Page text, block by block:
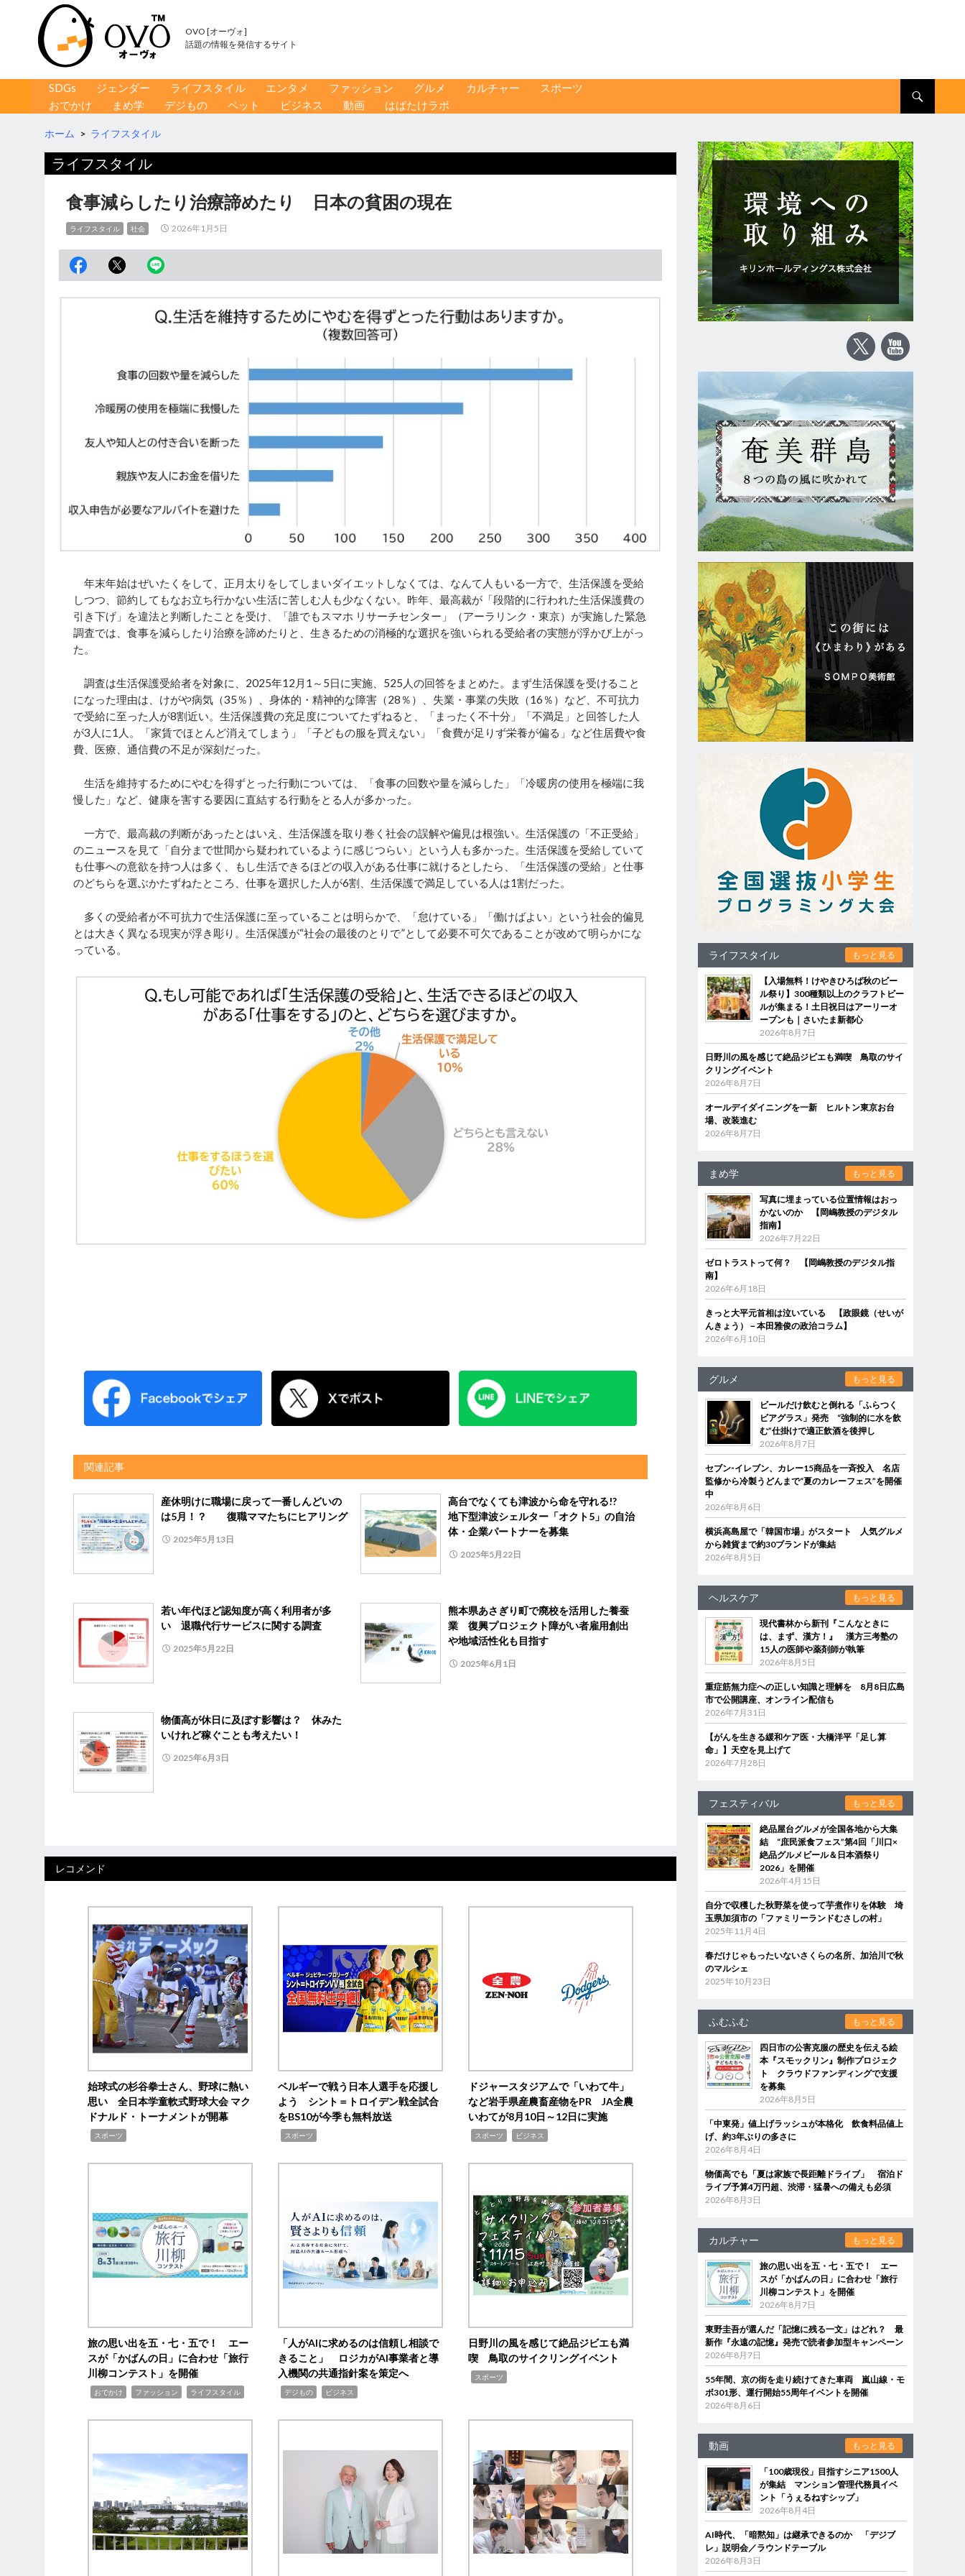
OVO [オーヴォ]
話題の情報を発信するサイト
コンテンツへ移動
SDGs ジェンダー ライフスタイル エンタメ ファッション グルメ カルチャー
スポーツ
おでかけ
まめ学 デジもの ペット ビジネス 動画 はばたけラボ
ホーム > ライフスタイル
ライフスタイル
食事減らしたり治療諦めたり 日本の貧困の現在
ライフスタイル 社会 2026年1月5日
年末年始はぜいたくをして、正月太りをしてしまいダイエットしなくては、なんて人もいる一方で、生活保護を受給
しつつ、節約してもなお立ち行かない生活に苦しむ人も少なくない。昨年、最高裁が「段階的に行われた生活保護費の
引き下げ」を違法と判断したことを受け、「誰でもスマホ リサーチセンター」（アーラリンク・東京）が実施した緊急
調査では、食事を減らしたり治療を諦めたりと、生きるための消極的な選択を強いられる受給者の実態が浮かび上がっ
た。
調査は生活保護受給者を対象に、2025年12月1～5日に実施、525人の回答をまとめた。まず生活保護を受けること
になった理由は、けがや病気（35％）、身体的・精神的な障害（28％）、失業・事業の失敗（16％）など、不可抗力
で受給に至った人が8割近い。生活保護費の充足度についてたずねると、「まったく不十分」「不満足」と回答した人
が3人に1人。「家賃でほとんど消えてしまう」「子どもの服を買えない」「食費が足りず栄養が偏る」など住居費や食
費、医療、通信費の不足が深刻だった。
生活を維持するためにやむを得ずとった行動については、「食事の回数や量を減らした」「冷暖房の使用を極端に我
慢した」など、健康を害する要因に直結する行動をとる人が多かった。
一方で、最高裁の判断があったとはいえ、生活保護を取り巻く社会の誤解や偏見は根強い。生活保護の「不正受給」
のニュースを見て「自分まで世間から疑われているように感じつらい」という人も多かった。生活保護を受給していて
も仕事への意欲を持つ人は多く、もし生活できるほどの収入がある仕事に就けるとしたら、「生活保護の受給」と仕事
のどちらを選ぶかたずねたところ、仕事を選択した人が6割、生活保護で満足している人は1割だった。
多くの受給者が不可抗力で生活保護に至っていることは明らかで、「怠けている」「働けばよい」という社会的偏見
とは大きく異なる現実が浮き彫り。生活保護が“社会の最後のとりで”として必要不可欠であることが改めて明らかにな
っている。
関連記事
産休明けに職場に戻って一番しんどいの
は5月！？ 復職ママたちにヒアリング
2025年5月13日
高台でなくても津波から命を守れる!?
地下型津波シェルター「オクト5」の自治
体・企業パートナーを募集
2025年5月22日
若い年代ほど認知度が高く利用者が多
い 退職代行サービスに関する調査
2025年5月22日
熊本県あさぎり町で廃校を活用した養蚕
業 復興プロジェクト障がい者雇用創出
や地域活性化も目指す
2025年6月1日
物価高が休日に及ぼす影響は？ 休みた
いけれど稼ぐことも考えたい！
2025年6月3日
レコメンド
始球式の杉谷拳士さん、野球に熱い
思い 全日本学童軟式野球大会 マク
ドナルド・トーナメントが開幕
スポーツ
ベルギーで戦う日本人選手を応援し
よう シント＝トロイデン戦全試合
をBS10が今季も無料放送
スポーツ
ドジャースタジアムで「いわて牛」
など岩手県産農畜産物をPR JA全農
いわてが8月10日～12日に実施
スポーツ ビジネス
旅の思い出を五・七・五で！ エー
スが「かばんの日」に合わせ「旅行
川柳コンテスト」を開催
おでかけ ファッション ライフスタイル
「人がAIに求めるのは信頼し相談で
きること」 ロジカがAI事業者と導
入機関の共通指針案を策定へ
デジもの ビジネス
日野川の風を感じて絶品ジビエも満
喫 鳥取のサイクリングイベント
スポーツ
ライフスタイル もっと見る
【入場無料！けやきひろば秋のビー
ル祭り】300種類以上のクラフトビー
ルが集まる！土日祝日はアーリーオ
ープンも｜さいたま新都心
2026年8月7日
日野川の風を感じて絶品ジビエも満喫 鳥取のサイ
クリングイベント
2026年8月7日
オールデイダイニングを一新 ヒルトン東京お台
場、改装進む
2026年8月7日
まめ学 もっと見る
写真に埋まっている位置情報はおっ
かないのか 【岡嶋教授のデジタル
指南】
2026年7月22日
ゼロトラストって何？ 【岡嶋教授のデジタル指
南】
2026年6月18日
きっと大平元首相は泣いている 【政眼鏡（せいが
んきょう）－本田雅俊の政治コラム】
2026年6月10日
グルメ もっと見る
ビールだけ飲むと倒れる「ふらつく
ビアグラス」発売 “強制的に水を飲
む”仕掛けで適正飲酒を後押し
2026年8月7日
セブン‐イレブン、カレー15商品を一斉投入 名店
監修から冷製うどんまで“夏のカレーフェス”を開催
中
2026年8月6日
横浜高島屋で「韓国市場」がスタート 人気グルメ
から雑貨まで約30ブランドが集結
2026年8月5日
ヘルスケア もっと見る
現代書林から新刊『こんなときに
は、まず、漢方！』 漢方三考塾の
15人の医師や薬剤師が執筆
2026年8月5日
重症筋無力症への正しい知識と理解を 8月8日広島
市で公開講座、オンライン配信も
2026年7月31日
【がんを生きる緩和ケア医・大橋洋平「足し算
命」】天空を見上げて
2026年7月28日
フェスティバル もっと見る
絶品屋台グルメが全国各地から大集
結 “庶民派食フェス”第4回「川口×
絶品グルメビール＆日本酒祭り
2026」を開催
2026年4月15日
自分で収穫した秋野菜を使って芋煮作りを体験 埼
玉県加須市の「ファミリーランドむさしの村」
2025年11月4日
春だけじゃもったいないさくらの名所、加治川で秋
のマルシェ
2025年10月23日
ふむふむ もっと見る
四日市の公害克服の歴史を伝える絵
本『スモックリン』制作プロジェク
ト クラウドファンディングで支援
を募集
2026年8月5日
「中東発」値上げラッシュが本格化 飲食料品値上
げ、約3年ぶりの多さに
2026年8月4日
物価高でも「夏は家族で長距離ドライブ」 宿泊ド
ライブ予算4万円超、渋滞・猛暑への備えも必須
2026年8月3日
カルチャー もっと見る
旅の思い出を五・七・五で！ エー
スが「かばんの日」に合わせ「旅行
川柳コンテスト」を開催
2026年8月7日
東野圭吾が選んだ「記憶に残る一文」はどれ？ 最
新作『永遠の記憶』発売で読者参加型キャンペーン
2026年8月7日
55年間、京の街を走り続けてきた車両 嵐山線・モ
ボ301形、運行開始55周年イベントを開催
2026年8月6日
動画 もっと見る
「100歳現役」目指すシニア1500人
が集結 マンション管理代務員イベ
ント「うぇるねすシップ」
2026年8月4日
AI時代、「暗黙知」は継承できるのか 「デジブ
レ」説明会／ラウンドテーブル
2026年8月3日